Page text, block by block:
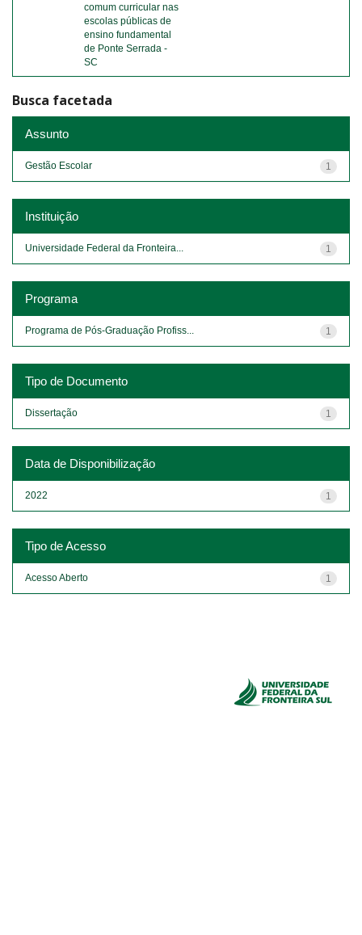
comum curricular nas
escolas públicas de
ensino fundamental
de Ponte Serrada -
SC
Busca facetada
Assunto
1
Gestão Escolar
Instituição
1
Universidade Federal da Fronteira...
Programa
1
Programa de Pós-Graduação Profiss...
Tipo de Documento
1
Dissertação
Data de Disponibilização
1
2022
Tipo de Acesso
1
Acesso Aberto